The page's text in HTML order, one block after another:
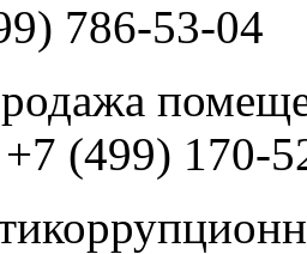
786-53-04
(499) 170-